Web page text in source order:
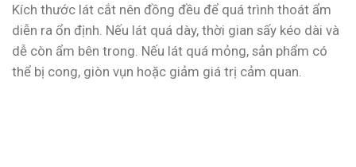
Kích thước lát cắt nên đồng đều để quá trình thoát ẩm
diễn ra ổn định. Nếu lát quá dày, thời gian sấy kéo dài và
dễ còn ẩm bên trong. Nếu lát quá mỏng, sản phẩm có
thể bị cong, giòn vụn hoặc giảm giá trị cảm quan.